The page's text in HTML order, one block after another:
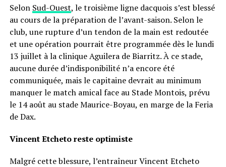
Selon Sud-Ouest, le troisième ligne dacquois s’est blessé
au cours de la préparation de l’avant-saison. Selon le
club, une rupture d’un tendon de la main est redoutée
et une opération pourrait être programmée dès le lundi
13 juillet à la clinique Aguilera de Biarritz. À ce stade,
aucune durée d’indisponibilité n’a encore été
communiquée, mais le capitaine devrait au minimum
manquer le match amical face au Stade Montois, prévu
le 14 août au stade Maurice-Boyau, en marge de la Feria
de Dax.
Vincent Etcheto reste optimiste
Malgré cette blessure, l’entraîneur Vincent Etcheto